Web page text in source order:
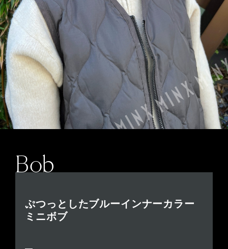
Bob
ぷつっとしたブルーインナーカラー
ミニボブ